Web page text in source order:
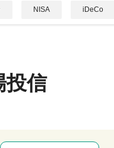
NISA iDeCo
信